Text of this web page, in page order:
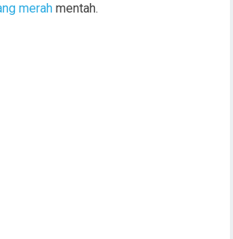
merah mentah.